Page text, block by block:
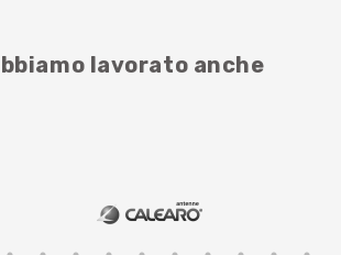
lavorato anche